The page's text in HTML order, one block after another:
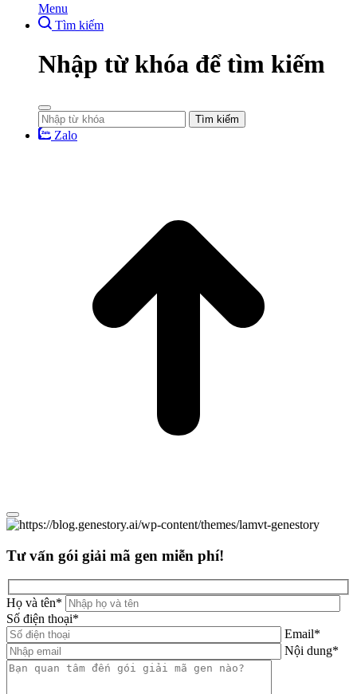
Menu
Tìm kiếm
Nhập từ khóa để tìm kiếm
Tìm kiếm
Zalo
Tư vấn gói giải mã gen miễn phí!
Họ và tên*
Số điện thoại*
Email*
Nội dung*